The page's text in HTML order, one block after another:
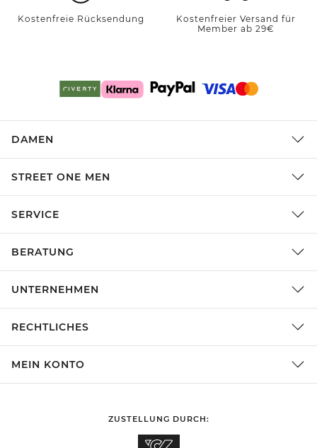
Kostenfreie Rücksendung
Kostenfreier Versand für
Member ab 29€
DAMEN
STREET ONE MEN
SERVICE
BERATUNG
UNTERNEHMEN
RECHTLICHES
MEIN KONTO
ZUSTELLUNG DURCH: